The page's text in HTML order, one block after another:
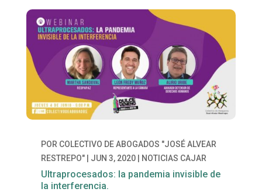
POR COLECTIVO DE ABOGADOS "JOSÉ ALVEAR
RESTREPO"| JUN 3, 2020| NOTICIAS CAJAR
Ultraprocesados: la pandemia invisible de
la interferencia.